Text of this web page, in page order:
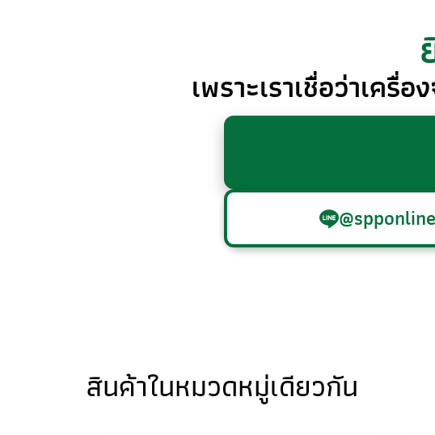
เพราะเราเชื่อว่าเค
@spponline
สินค้าในหมวดหมู่เดียวกัน